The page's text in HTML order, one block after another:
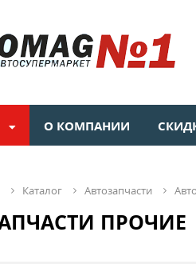
О КОМПАНИИ
каталог автозапчасти
ПРОЧИЕ